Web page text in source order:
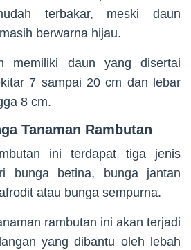
terbakar, meski daun
berwarna hijau.
memiliki daun yang disertai
7 sampai 20 cm dan lebar
8 cm.
Tanaman Rambutan
ini terdapat tiga jenis
bunga betina, bunga jantan
atau bunga sempurna.
rambutan ini akan terjadi
yang dibantu oleh lebah